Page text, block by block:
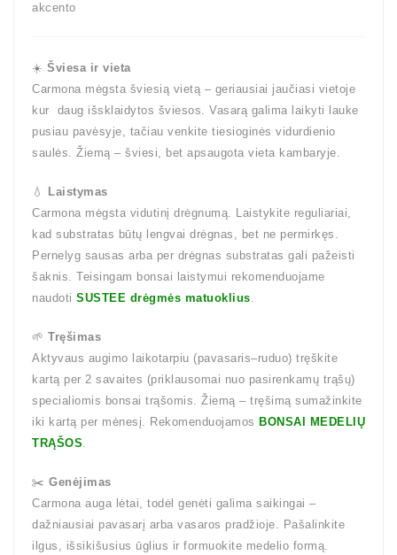
akcento
☀️ Šviesa ir vieta
Carmona mėgsta šviesią vietą – geriausiai jaučiasi vietoje
kur daug išsklaidytos šviesos. Vasarą galima laikyti lauke
pusiau pavėsyje, tačiau venkite tiesioginės vidurdienio
saulės. Žiemą – šviesi, bet apsaugota vieta kambaryje.
💧
Laistymas
Carmona mėgsta vidutinį drėgnumą. Laistykite reguliariai,
kad substratas būtų lengvai drėgnas, bet ne permirkęs.
Pernelyg sausas arba per drėgnas substratas gali pažeisti
šaknis. Teisingam bonsai laistymui rekomenduojame
naudoti SUSTEE drėgmės matuoklius.
🌱 Tręšimas
Aktyvaus augimo laikotarpiu (pavasaris–ruduo) tręškite
kartą per 2 savaites (priklausomai nuo pasirenkamų trąšų)
specialiomis bonsai trąšomis. Žiemą – tręšimą sumažinkite
iki kartą per mėnesį. Rekomenduojamos BONSAI MEDELIŲ
TRĄŠOS.
✂️ Genėjimas
Carmona auga lėtai, todėl genėti galima saikingai –
dažniausiai pavasarį arba vasaros pradžioje. Pašalinkite
ilgus, išsikišusius ūglius ir formuokite medelio formą.